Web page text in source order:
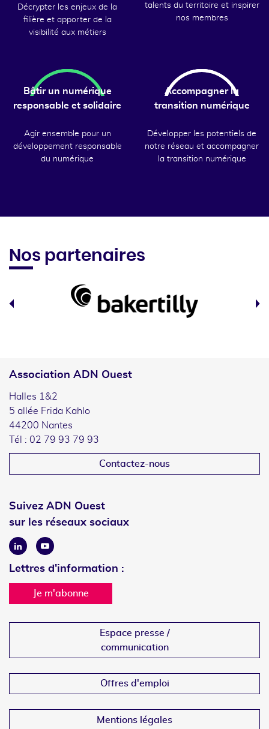
Décrypter les enjeux de la
filière et apporter de la
visibilité aux métiers
talents du territoire et inspirer
nos membres
Bâtir un numérique
responsable et solidaire
Agir ensemble pour un
développement responsable
du numérique
Accompagner la
transition numérique
Développer les potentiels de
notre réseau et accompagner
la transition numérique
Nos partenaires
Association ADN Ouest
Halles 1&2
5 allée Frida Kahlo
44200 Nantes
Tél : 02 79 93 79 93
Contactez-nous
Suivez ADN Ouest
sur les réseaux sociaux
LinkedinYoutube
Lettres d'information :
Je m'abonne
Espace presse /
communication
Offres d'emploi
Mentions légales